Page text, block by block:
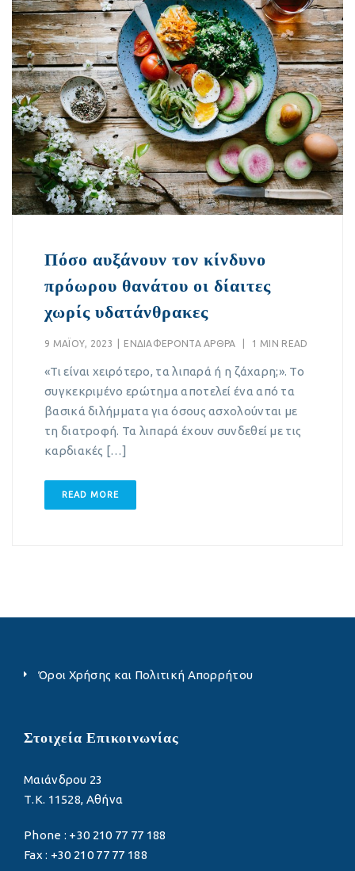
Πόσο αυξάνουν τον κίνδυνο
πρόωρου θανάτου οι δίαιτες
χωρίς υδατάνθρακες
9 ΜΑΪ́ΟΥ, 2023 EΝΔΙΑΦΈΡΟΝΤΑ ΆΡΘΡΑ 1 MIN READ
«Τι είναι χειρότερο, τα λιπαρά ή η ζάχαρη;». Το
συγκεκριμένο ερώτημα αποτελεί ένα από τα
βασικά διλήμματα για όσους ασχολούνται με
τη διατροφή. Τα λιπαρά έχουν συνδεθεί με τις
καρδιακές […]
READ MORE
Όροι Χρήσης και Πολιτική Απορρήτου
Στοιχεία Επικοινωνίας
Μαιάνδρου 23
Τ.Κ. 11528, Αθήνα
Phone : +30 210 77 77 188
Fax : +30 210 77 77 188